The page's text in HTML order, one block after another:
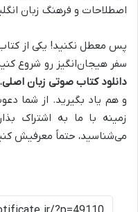
اصطلاحات و فرهنگ زبان
پس معطل نکنید! یکی از
سفر هیجان‌انگیز رو شروع
دانلود کتاب صوتی زبان اصلی
و هم یاد بگیرید. از شما
زمینه با ما به اشتراک
می‌شناسید، حتماً معرفیش